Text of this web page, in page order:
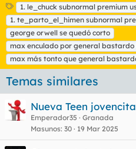
E
t
i
q
u
e
t
a
1. le_chuck subnormal premium
1. te_parto_el_himen subnormal
george orwell se quedó corto
max enculado por general bastardo
max más tonto que general
Temas similares
Nueva Teen
Emperador35
Granada
Masunos 30 19 Mar 2025